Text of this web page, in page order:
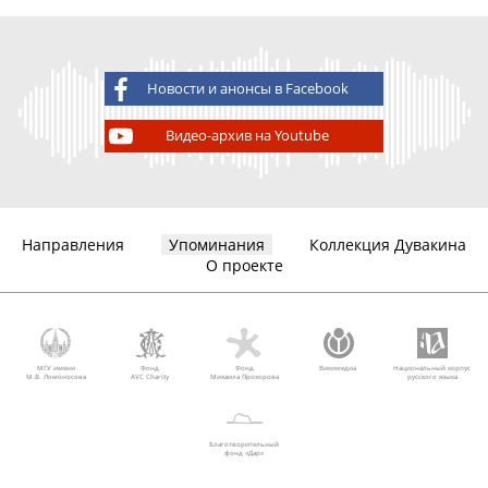
Новости и анонсы в Facebook
Видео-архив на Youtube
Направления Упоминания
Коллекция Дувакина
О проекте
МГУ имени
М.В. Ломоносова
Фонд
AVC Charity
Фонд
Михаила Прохорова
Викимедиа
Национальный корпус
русского языка
Благотворительный
фонд «Дар»